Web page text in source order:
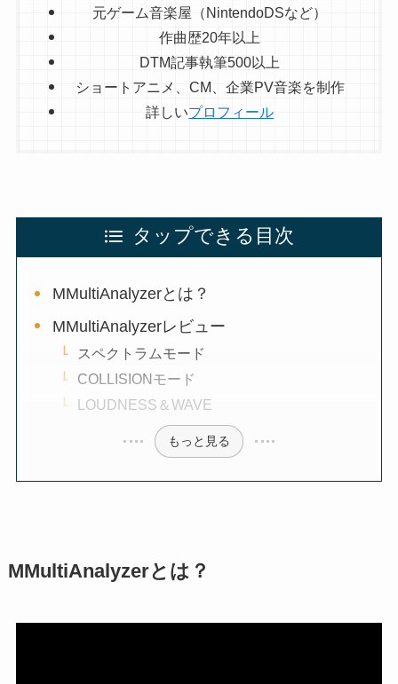
元ゲーム音楽屋（NintendoDSなど）
作曲歴20年以上
DTM記事執筆500以上
ショートアニメ、CM、企業PV音楽を制作
詳しいプロフィール
タップできる目次
MMultiAnalyzerとは？
MMultiAnalyzerレビュー
スペクトラムモード
COLLISIONモード
LOUDNESS＆WAVE
もっと見る
MMultiAnalyzerとは？